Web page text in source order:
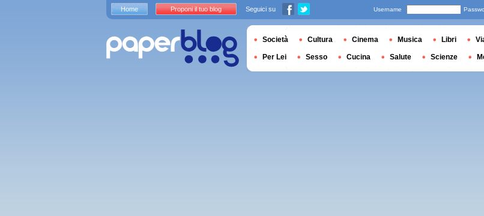
Home Proponi il tuo blog Seguici su Username
Società Cultura Cinema Musica Libri
Per Lei Sesso Cucina Salute Scienze